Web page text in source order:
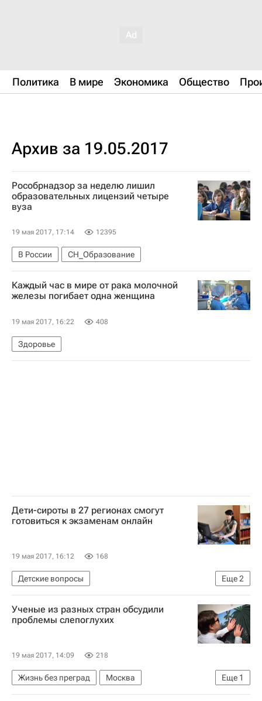
Политика В мире Экономика Общество
Архив за 19.05.2017
Рособрнадзор за неделю лишил
образовательных лицензий четыре
вуза
19 мая 2017, 17:14 12395
В России СН_Образование
Каждый час в мире от рака молочной
железы погибает одна женщина
19 мая 2017, 16:22 408
Здоровье
Дети-сироты в 27 регионах смогут
готовиться к экзаменам онлайн
19 мая 2017, 16:12 168
Еще2
Детские вопросы
Благотворительный фонд "Арифметика добра"
Россия
Ученые из разных стран обсудили
проблемы слепоглухих
19 мая 2017, 14:09 218
Еще 1
Жизнь без преград
Москва
Со-единение (фонд)